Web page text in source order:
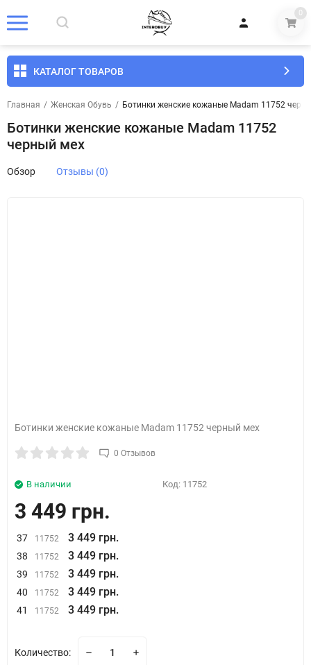
0
КАТАЛОГ ТОВАРОВ
Главная / Женская Обувь / Ботинки женские кожаные Madam 11752
Ботинки женские кожаные Madam 11752
черный мех
Обзор Отзывы (0)
Ботинки женские кожаные Madam 11752 черный мех
0 Отзывов
В наличии Код: 11752
3 449 грн.
37 11752 3 449 грн.
38 11752 3 449 грн.
39 11752 3 449 грн.
40 11752 3 449 грн.
41 11752 3 449 грн.
Количество: